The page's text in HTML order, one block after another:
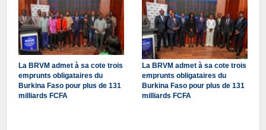
La BRVM admet à sa cote trois
emprunts obligataires du
Burkina Faso pour plus de 131
milliards FCFA
La BRVM admet à sa cote trois
emprunts obligataires du
Burkina Faso pour plus de 131
milliards FCFA